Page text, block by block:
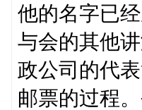
他的名字已
与会的其他
政公司的代
邮票的过程